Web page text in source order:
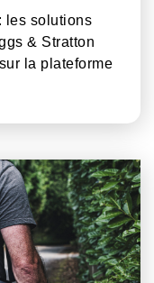
les solutions
& Stratton
la plateforme